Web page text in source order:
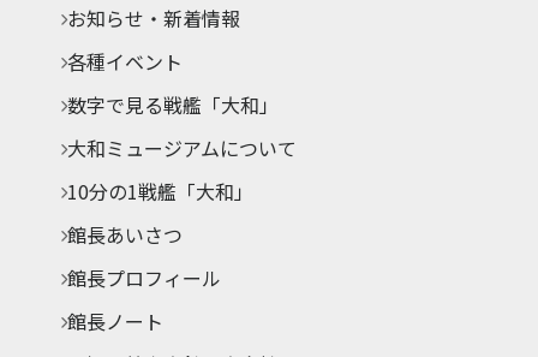
お知らせ・新着情報
各種イベント
数字で見る戦艦「大和」
大和ミュージアムについて
10分の1戦艦「大和」
館長あいさつ
館長プロフィール
館長ノート